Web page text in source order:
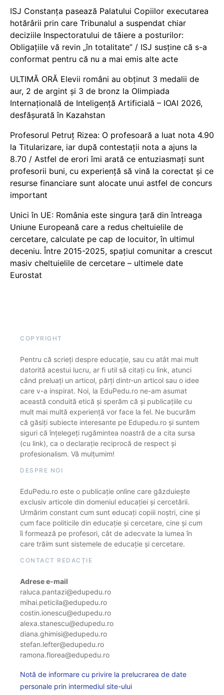
ISJ Constanța pasează Palatului Copiilor executarea
hotărârii prin care Tribunalul a suspendat chiar
deciziile Inspectoratului de tăiere a posturilor:
Obligațiile vă revin „în totalitate” / ISJ susține că s-a
conformat pentru că nu a mai emis alte acte
ULTIMĂ ORĂ Elevii români au obținut 3 medalii de
aur, 2 de argint și 3 de bronz la Olimpiada
Internațională de Inteligență Artificială – IOAI 2026,
desfășurată în Kazahstan
Profesorul Petruț Rizea: O profesoară a luat nota 4.90
la Titularizare, iar după contestații nota a ajuns la
8.70 / Astfel de erori îmi arată ce entuziasmați sunt
profesorii buni, cu experiență să vină la corectat și ce
resurse financiare sunt alocate unui astfel de concurs
important
Unici în UE: România este singura țară din întreaga
Uniune Europeană care a redus cheltuielile de
cercetare, calculate pe cap de locuitor, în ultimul
deceniu. Între 2015-2025, spațiul comunitar a crescut
masiv cheltuielile de cercetare – ultimele date
Eurostat
COPYRIGHT
Pentru că scrieți despre educație, sau cu atât mai mult
datorită acestui lucru, ar fi util să citați cu link, atunci
când preluați un articol, părți dintr-un articol sau o idee
care v-a inspirat. Noi, la EduPedu.ro ne-am asumat
această conduită etică și sperăm că și publicațiile cu
mult mai multă experiență vor face la fel. Ne bucurăm
că găsiți subiecte interesante pe Edupedu.ro și suntem
siguri că înțelegeți rugămintea noastră de a cita sursa
(cu link), ca o declarație reciprocă de respect și
profesionalism. Vă mulțumim!
DESPRE NOI
EduPedu.ro este o publicație online care găzduiește
exclusiv articole din domeniul educației și cercetării.
Urmărim constant cum sunt educați copiii noștri, cine și
cum face politicile din educație și cercetare, cine și cum
îi formează pe profesori, cât de adecvate la lumea în
care trăim sunt sistemele de educație și cercetare.
CONTACT REDACȚIE
Adrese e-mail
raluca.pantazi@edupedu.ro
mihai.peticila@edupedu.ro
costin.ionescu@edupedu.ro
alexa.stanescu@edupedu.ro
diana.ghimisi@edupedu.ro
stefan.lefter@edupedu.ro
ramona.florea@edupedu.ro
Notă de informare cu privire la prelucrarea de date
personale prin intermediul site-ului